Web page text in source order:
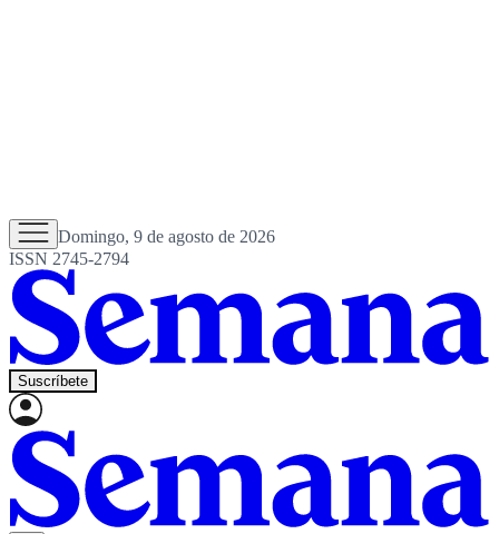
Domingo, 9 de agosto de 2026
ISSN 2745-2794
Suscríbete